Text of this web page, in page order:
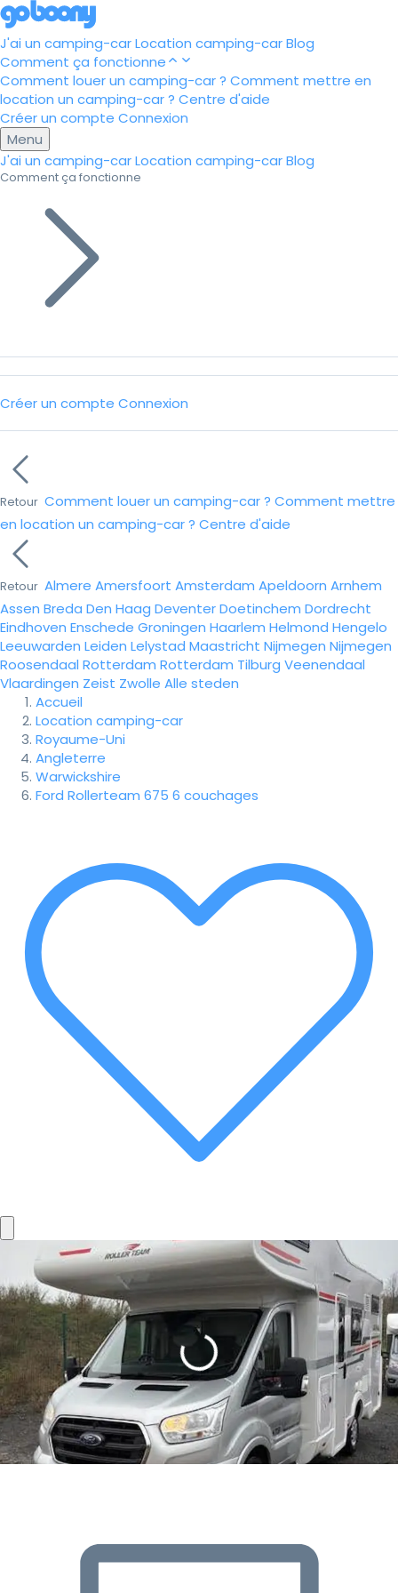
J'ai un camping-carLocation camping-carBlog
Comment ça fonctionne
Comment louer un camping-car ? Comment mettre en
location un camping-car ? Centre d'aide
Créer un compte Connexion
Menu
J'ai un camping-carLocation camping-carBlog
Comment ça fonctionne
Créer un compte Connexion
Retour Comment louer un camping-car ? Comment mettre
en location un camping-car ? Centre d'aide
Retour Almere Amersfoort Amsterdam Apeldoorn Arnhem
Assen Breda Den Haag DeventerDoetinchem Dordrecht
Eindhoven Enschede Groningen Haarlem Helmond Hengelo
Leeuwarden Leiden Lelystad Maastricht Nijmegen Nijmegen
Roosendaal Rotterdam Rotterdam Tilburg Veenendaal
Vlaardingen Zeist Zwolle Alle steden
Accueil
Location camping-car
Royaume-Uni
Angleterre
Warwickshire
Ford Rollerteam 675 6 couchages